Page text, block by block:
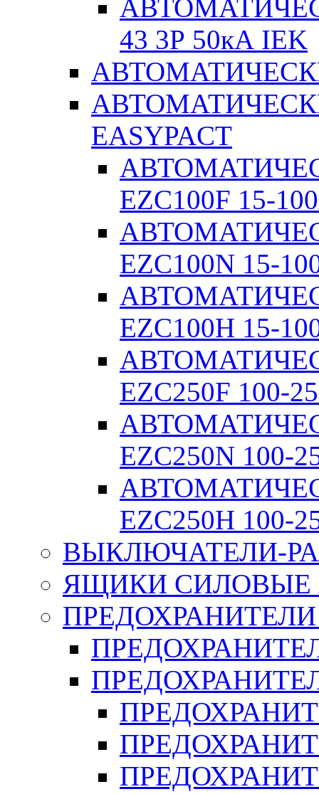
43 3Р 50кА IEK
EASYPACT
EZC100F 15-
EZC100N 15-
EZC100H 15-
EZC250F 100-
EZC250N 100-
EZC250H 100-
ВЫКЛЮЧАТЕЛИ-
ЯЩИКИ СИЛОВЫЕ